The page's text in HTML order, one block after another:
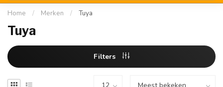
Home / Merken / Tuya
Tuya
Filters